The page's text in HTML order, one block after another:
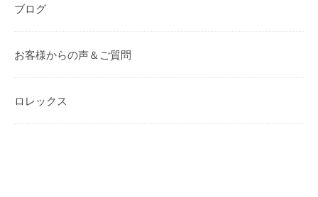
ブログ
お客様からの声＆ご質問
ロレックス